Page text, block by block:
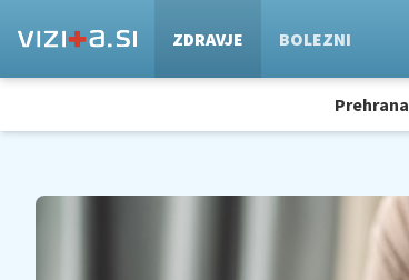
ZDRAVJE BOLEZNI
Prehrana